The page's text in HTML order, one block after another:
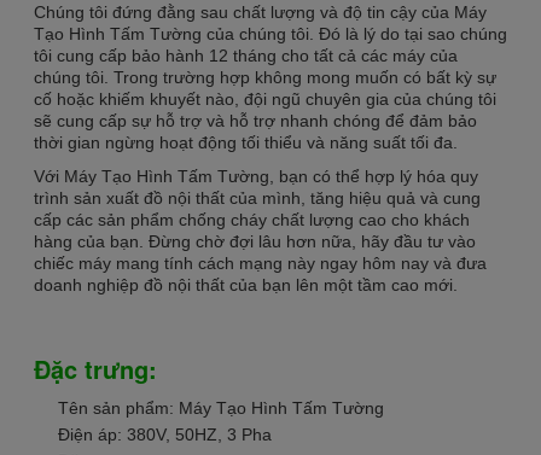
Chúng tôi đứng đằng sau chất lượng và độ tin cậy của Máy
Tạo Hình Tấm Tường của chúng tôi. Đó là lý do tại sao chúng
tôi cung cấp bảo hành 12 tháng cho tất cả các máy của
chúng tôi. Trong trường hợp không mong muốn có bất kỳ sự
cố hoặc khiếm khuyết nào, đội ngũ chuyên gia của chúng tôi
sẽ cung cấp sự hỗ trợ và hỗ trợ nhanh chóng để đảm bảo
thời gian ngừng hoạt động tối thiểu và năng suất tối đa.
Với Máy Tạo Hình Tấm Tường, bạn có thể hợp lý hóa quy
trình sản xuất đồ nội thất của mình, tăng hiệu quả và cung
cấp các sản phẩm chống cháy chất lượng cao cho khách
hàng của bạn. Đừng chờ đợi lâu hơn nữa, hãy đầu tư vào
chiếc máy mang tính cách mạng này ngay hôm nay và đưa
doanh nghiệp đồ nội thất của bạn lên một tầm cao mới.
Đặc trưng:
Tên sản phẩm: Máy Tạo Hình Tấm Tường
Điện áp: 380V, 50HZ, 3 Pha